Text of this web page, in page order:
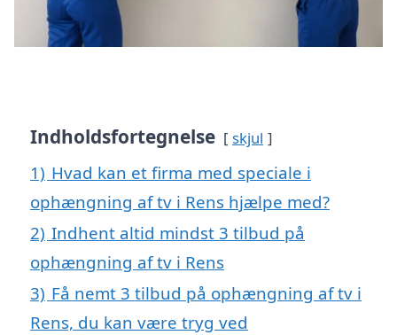
Indholdsfortegnelse skjul
1) Hvad kan et firma med speciale i
ophængning af tv i Rens hjælpe med?
2) Indhent altid mindst 3 tilbud på
ophængning af tv i Rens
3) Få nemt 3 tilbud på ophængning af tv i
Rens, du kan være tryg ved